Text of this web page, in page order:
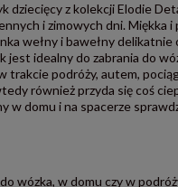
dziecięcy z kolekcji Elodie
i zimowych dni. Miękka i
wełny i bawełny delikatnie
jest idealny do zabrania do
trakcie podróży, autem,
również przyda się coś
w domu i na spacerze
wózka, w domu czy w